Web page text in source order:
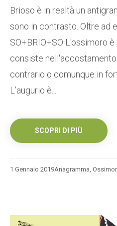
Brioso è in realtà un
sono in contrasto. Oltre ad
SO+BRIO+SO L'ossimoro
consiste
contrario o comunque in
L’augurio è...
SCOPRI DI PIÙ
1 Gennaio 2019Anagramma